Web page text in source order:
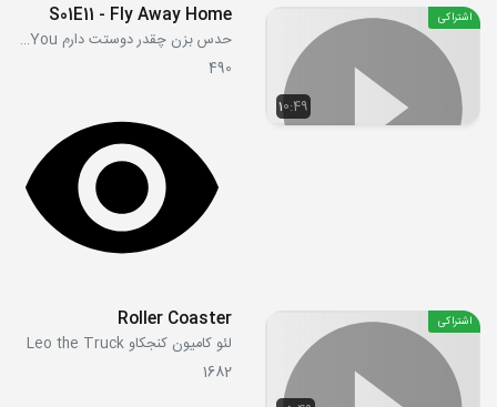
10:49
اشتراکی S01E11 - Fly Away Home
حدس بزن چقدر دوستت دارم Guess How Much I Love You
490
اشتراکی Roller Coaster
لئو کامیون کنجکاو Leo the Truck
1682